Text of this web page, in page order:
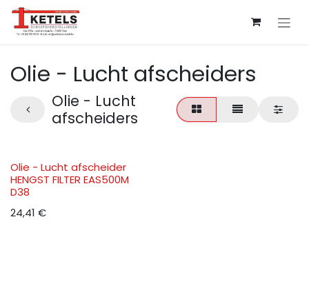
Overslaan naar inhoud
Olie - Lucht afscheiders
Olie - Lucht
afscheiders
Olie - Lucht afscheider
HENGST FILTER EAS500M
D38
24,41 €